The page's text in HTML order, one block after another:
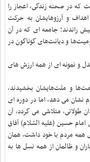
که در صحنه زندگى، اعجاز را
و آرزوهایشان به حرکت
راندند؛ جامعه ‏اى که در آن
و دیانت‌هاى گوناگون در
و نمونه‏ اى از همه ارز‌ش هاى
و ملت‌هایشان بخشیدند،
نشان مى ‏دهد، اما در دوره ‏اى
متلاشى مى ‏گردد، آن
حسین (علیه السّلام) آفاق
همه مردم با خود داشت، همان
و ظالمان از همه نسل ها به